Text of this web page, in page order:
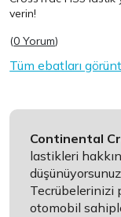
verin!
(0 Yorum)
Tüm ebatları
Continental
lastikleri
Tecrübelerinizi
otomobil